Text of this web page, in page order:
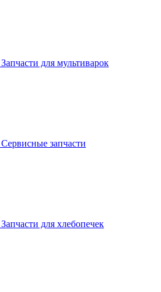
Запчасти для мультиварок
Сервисные запчасти
Запчасти для хлебопечек